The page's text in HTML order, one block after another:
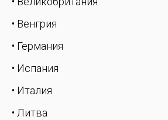
• Венгрия
• Германия
• Испания
• Италия
• Литва